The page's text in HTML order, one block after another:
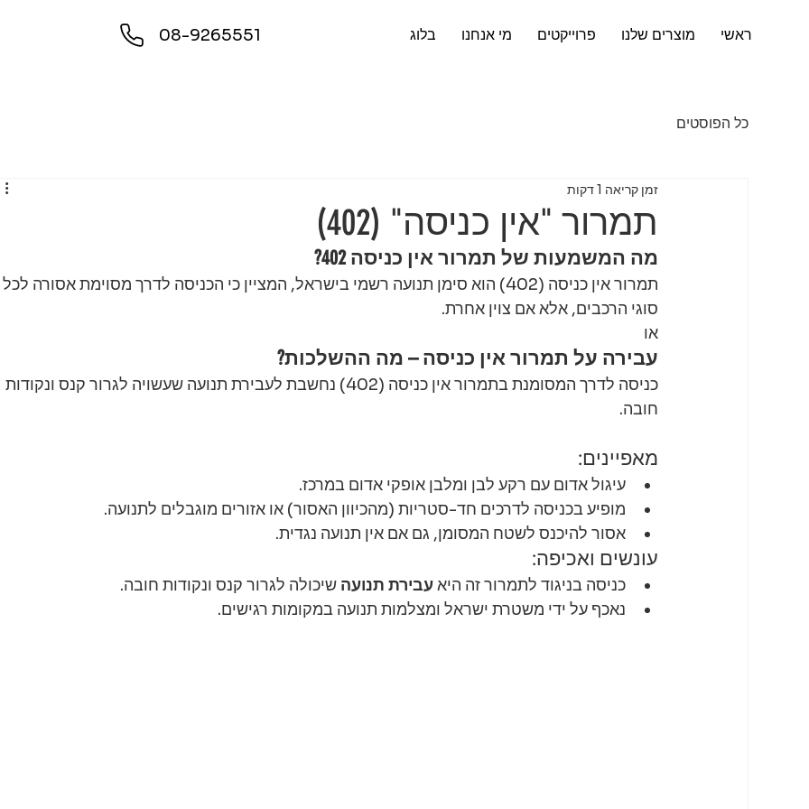
ראשי מוצרים שלנו פרוייקטים מי אנחנו בלוג 08-9265551
כל הפוסטים
תמרור "אין כניסה" (402)
זמן קריאה 1 דקות
מה המשמעות של תמרור אין כניסה 402?
תמרור אין כניסה (402) הוא סימן תנועה רשמי בישראל, המציין כי הכניסה לדרך מסוימת אסורה
סוגי הרכבים, אלא אם צוין אחרת.
או
עבירה על תמרור אין כניסה – מה ההשלכות?
כניסה לדרך המסומנת בתמרור אין כניסה (402) נחשבת לעבירת תנועה שעשויה לגרור קנס ונקודות
חובה.
מאפיינים:
עיגול אדום עם רקע לבן ומלבן אופקי אדום במרכז.
מופיע בכניסה לדרכים חד-סטריות (מהכיוון האסור) או אזורים מוגבלים לתנועה.
אסור להיכנס לשטח המסומן, גם אם אין תנועה נגדית.
עונשים ואכיפה:
כניסה בניגוד לתמרור זה היא עבירת תנועה שיכולה לגרור קנס ונקודות חובה.
נאכף על ידי משטרת ישראל ומצלמות תנועה במקומות רגישים.